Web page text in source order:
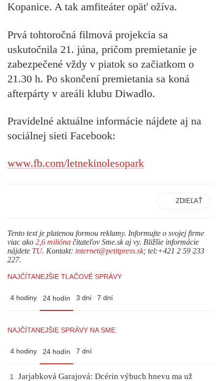
Kopanice. A tak amfiteáter opäť ožíva.
Prvá tohtoročná filmová projekcia sa
uskutočnila 21. júna, pričom premietanie je
zabezpečené vždy v piatok so začiatkom o
21.30 h. Po skončení premietania sa koná
afterpárty v areáli klubu Diwadlo.
Pravidelné aktuálne informácie nájdete aj na
sociálnej sieti Facebook:
www.fb.com/letnekinolesopark
ZDIEĽAŤ
Tento text je platenou formou reklamy. Informujte o svojej firme
viac ako 2,6 milióna čitateľov Sme.sk aj vy. Bližšie informácie
nájdete TU. Kontakt: internet@petitpress.sk; tel:+421 2 59 233
227.
NAJČÍTANEJŠIE TLAČOVÉ SPRÁVY
4 hodiny 24 hodín 3 dni 7 dní
NAJČÍTANEJŠIE SPRÁVY NA SME
4 hodiny 24 hodín 7 dní
1 Jarjabková Garajová: Dcérin výbuch hnevu ma už